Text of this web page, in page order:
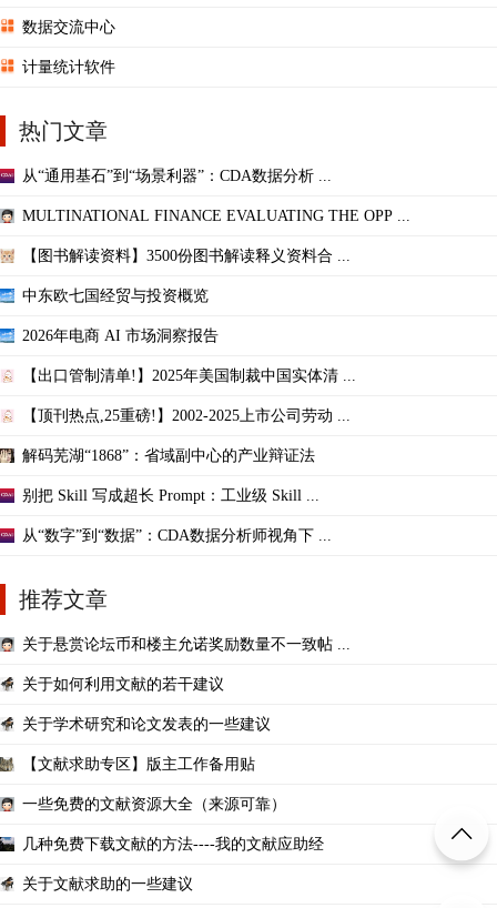
数据交流中心
计量统计软件
热门文章
从“通用基石”到“场景利器”：CDA数据分析 ...
MULTINATIONAL FINANCE EVALUATING THE OPP ...
【图书解读资料】3500份图书解读释义资料合 ...
中东欧七国经贸与投资概览
2026年电商 AI 市场洞察报告
【出口管制清单!】2025年美国制裁中国实体清 ...
【顶刊热点,25重磅!】2002-2025上市公司劳动 ...
解码芜湖“1868”：省域副中心的产业辩证法
别把 Skill 写成超长 Prompt：工业级 Skill ...
从“数字”到“数据”：CDA数据分析师视角下 ...
推荐文章
关于悬赏论坛币和楼主允诺奖励数量不一致帖 ...
关于如何利用文献的若干建议
关于学术研究和论文发表的一些建议
【文献求助专区】版主工作备用贴
一些免费的文献资源大全（来源可靠）
几种免费下载文献的方法----我的文献应助经
关于文献求助的一些建议